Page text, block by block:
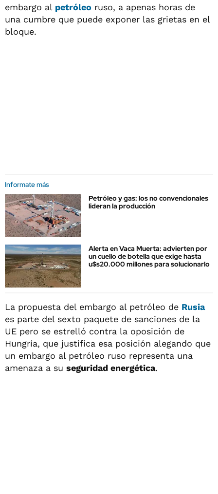
embargo al petróleo ruso, a apenas horas de
una cumbre que puede exponer las grietas en el
bloque.
Informate más
Petróleo y gas: los no convencionales
lideran la producción
Alerta en Vaca Muerta: advierten por
un cuello de botella que exige hasta
u$s20.000 millones para solucionarlo
La propuesta del embargo al petróleo de Rusia
es parte del sexto paquete de sanciones de la
UE pero se estrelló contra la oposición de
Hungría, que justifica esa posición alegando que
un embargo al petróleo ruso representa una
amenaza a su seguridad energética.